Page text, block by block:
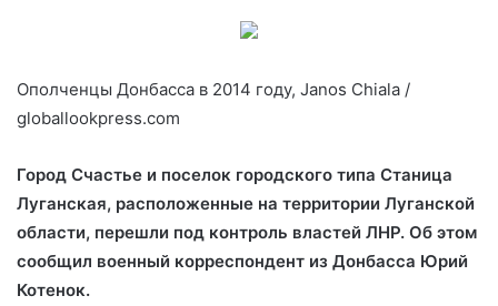
Ополченцы Донбасса в 2014 году, Janos Chiala /
globallookpress.com
Город Счастье и поселок городского типа Станица
Луганская, расположенные на территории Луганской
области, перешли под контроль властей ЛНР. Об этом
сообщил военный корреспондент из Донбасса Юрий
Котенок.